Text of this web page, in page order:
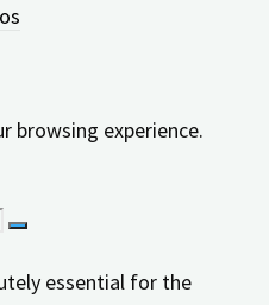
will be stored in your
You also have the option
opting out of some of
browsing experience.
essential for the